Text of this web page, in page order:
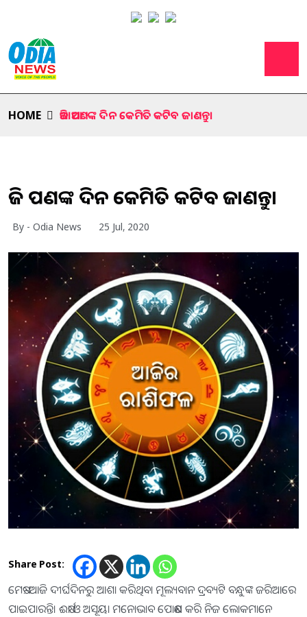
HOME ଆଜି ଆପଣଙ୍କ ଦିନ କେମିତି କଟିବ ଜାଣନ୍ତୁ।
ଆଜି ଆପଣଙ୍କ ଦିନ କେମିତି କଟିବ ଜାଣନ୍ତୁ।
By - Odia News 25 Jul, 2020
Share Post:
ମେଷ:-ଆଜି ଦୀର୍ଘଦିନରୁ ଆଶା କରିଥିବା ମୂଲ୍ୟବାନ ଦ୍ରବ୍ୟଟି ବନ୍ଧୁଙ୍କ ଜରିଆରେ
ପାଇପାରନ୍ତି। ଈର୍ଷା ଓ ଅସୂୟା ମନୋଭାବ ପୋଷଣ କରି ନିଜ ଲୋକମାନେ